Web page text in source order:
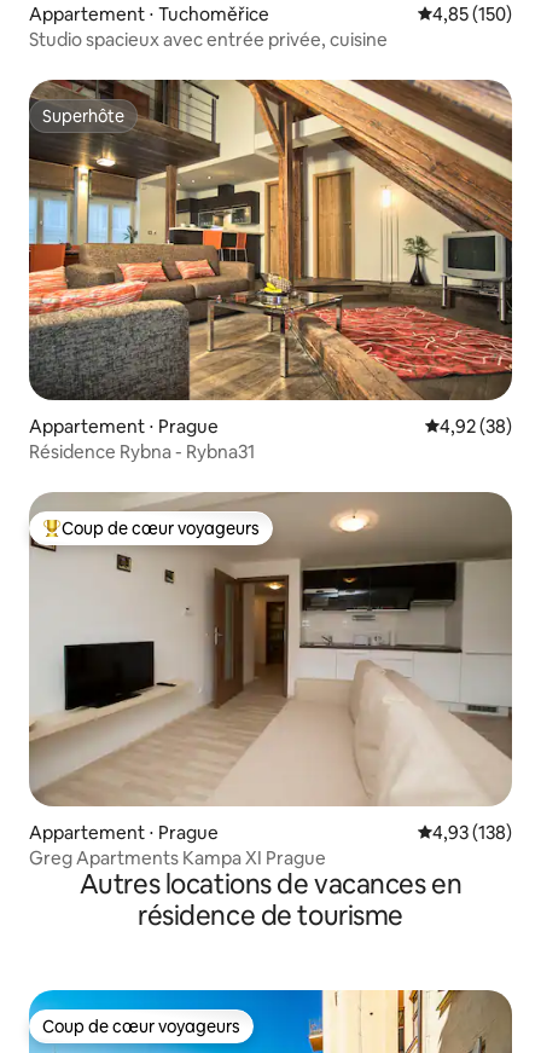
Appartement ⋅ Tuchoměřice Évaluation
4,85 (150)
Studio spacieux avec entrée privée, cuisine
Superhôte
Superhôte
Appartement ⋅ Prague Évaluation
4,92 (38)
Résidence Rybna - Rybna31
Coups de cœur voyageurs les plus appréciés
Coup de cœur voyageurs
Appartement ⋅ Prague Évaluation
4,93 (138)
Greg Apartments Kampa XI Prague
Autres locations de vacances en
résidence de tourisme
Coup de cœur voyageurs
Coup de cœur voyageurs